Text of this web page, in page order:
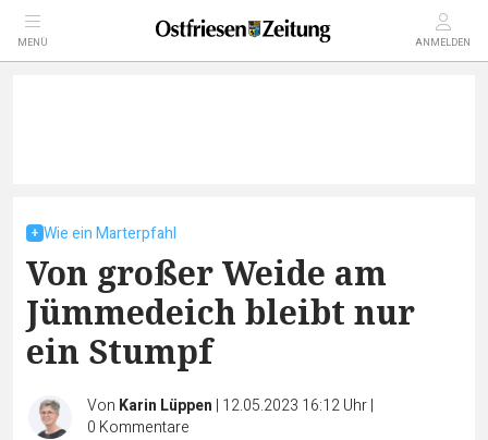
MENÜ ANMELDEN
Wie ein Marterpfahl
Von großer Weide am
Jümmedeich bleibt nur
ein Stumpf
Von Karin Lüppen | 12.05.2023 16:12 Uhr|
0 Kommentare